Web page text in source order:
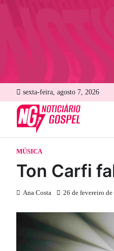
sexta-feira, agosto 7, 2026
MÚSICA
Ton Carfi
Ana Costa 26 de fevereiro de